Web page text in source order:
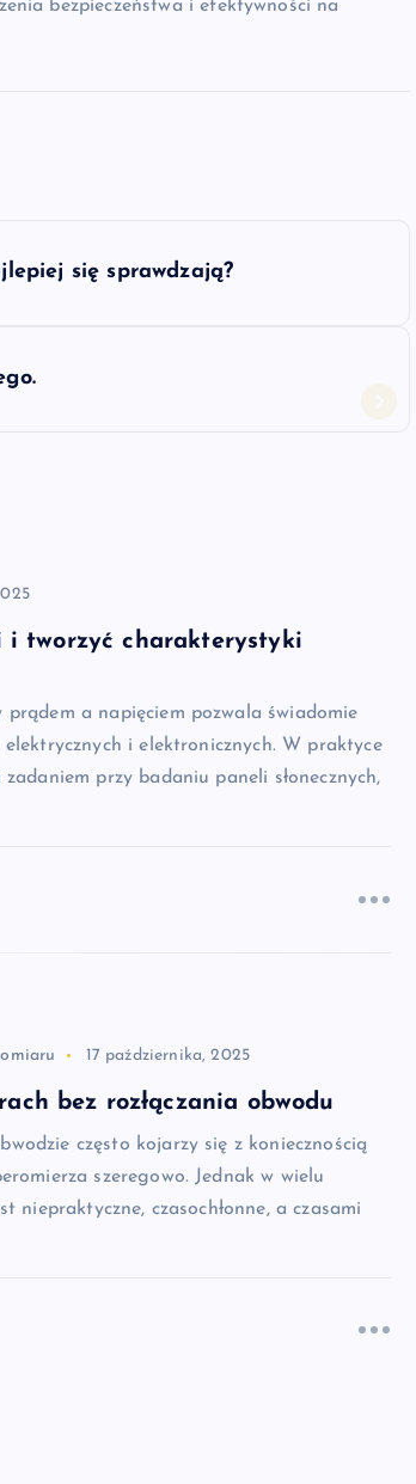
bezpieczeństwa i efektywności na
się sprawdzają?
i tworzyć charakterystyki
prądem a napięciem pozwala świadomie
elektrycznych i elektronicznych. W praktyce
przy badaniu paneli słonecznych,
17 października, 2025
bez rozłączania obwodu
często kojarzy się z koniecznością
szeregowo. Jednak w wielu
niepraktyczne, czasochłonne, a czasami